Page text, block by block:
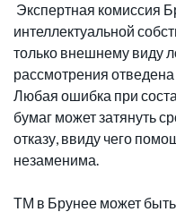
Экспертная комиссия
интеллектуальной
только внешнему виду
рассмотрения
Любая ошибка при
бумаг может затянуть
отказу, ввиду чего
незаменима.
ТМ в Брунее может